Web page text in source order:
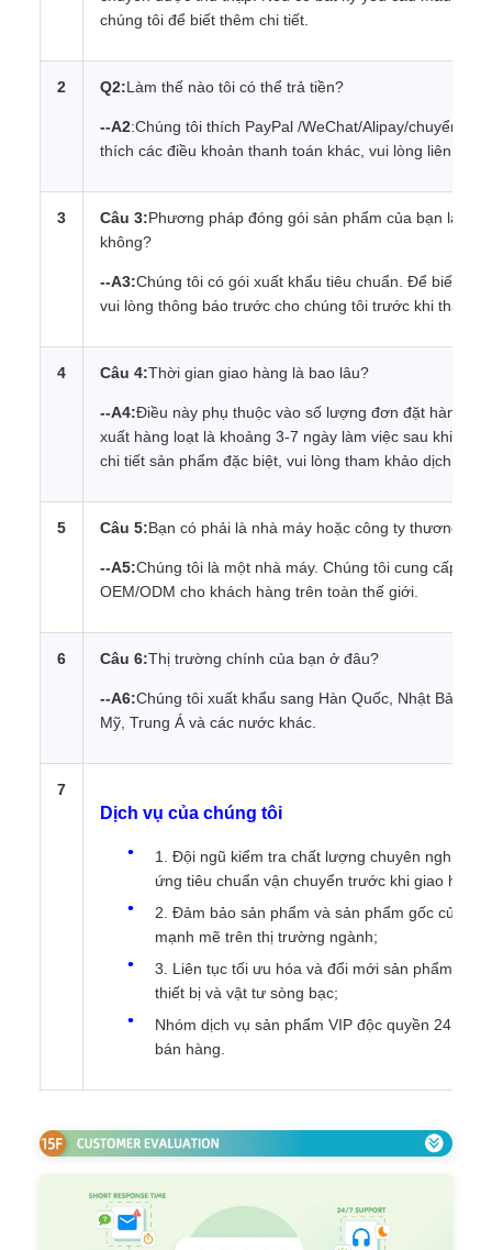
chúng tôi để biết thêm chi tiết.
2 Q2:Làm thế nào tôi có thể trả tiền?
--A2:Chúng tôi thích PayPal /WeChat/Alipay/chuyển
thích các điều khoản thanh toán khác, vui lòng liên hệ
3 Câu 3:Phương pháp đóng gói sản phẩm của bạn là gì?
không?
--A3:Chúng tôi có gói xuất khẩu tiêu chuẩn. Để biết
vui lòng thông báo trước cho chúng tôi trước khi thanh
4 Câu 4:Thời gian giao hàng là bao lâu?
--A4:Điều này phụ thuộc vào số lượng đơn đặt hàng.
xuất hàng loạt là khoảng 3-7 ngày làm việc sau khi
chi tiết sản phẩm đặc biệt, vui lòng tham khảo dịch vụ
5 Câu 5:Bạn có phải là nhà máy hoặc công ty thương
--A5:Chúng tôi là một nhà máy. Chúng tôi cung cấp tất
OEM/ODM cho khách hàng trên toàn thế giới.
6 Câu 6:Thị trường chính của bạn ở đâu?
--A6:Chúng tôi xuất khẩu sang Hàn Quốc, Nhật Bản,
Mỹ, Trung Á và các nước khác.
7
Dịch vụ của chúng tôi
1. Đội ngũ kiểm tra chất lượng chuyên nghiệp
ứng tiêu chuẩn vận chuyển trước khi giao hàng;
2. Đảm bảo sản phẩm và sản phẩm gốc của
mạnh mẽ trên thị trường ngành;
3. Liên tục tối ưu hóa và đổi mới sản phẩm,
thiết bị và vật tư sòng bạc;
Nhóm dịch vụ sản phẩm VIP độc quyền 24 giờ
bán hàng.